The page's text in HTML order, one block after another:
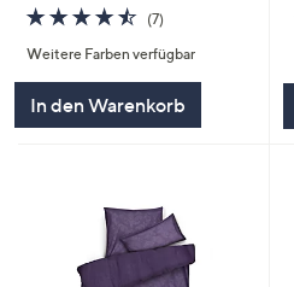
4.4
von
5
(7)
Weitere Farben verfügbar
In den Warenkorb